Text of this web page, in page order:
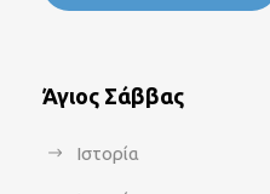
Άγιος Σάββας
Ιστορία